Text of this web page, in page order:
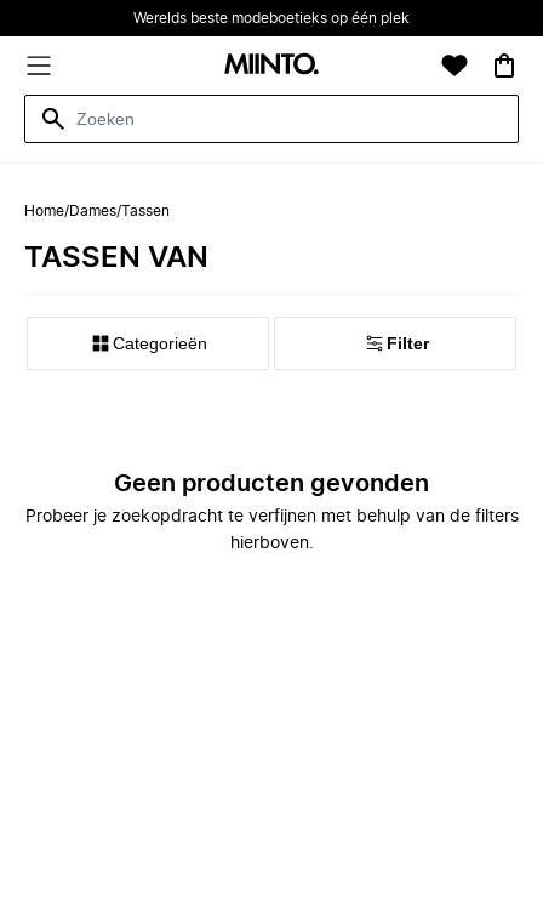
Werelds beste modeboetieks op één plek
Home/Dames/Tassen
TASSEN VAN
Categorieën Filter
Geen producten gevonden
Probeer je zoekopdracht te verfijnen met behulp van de filters
hierboven.